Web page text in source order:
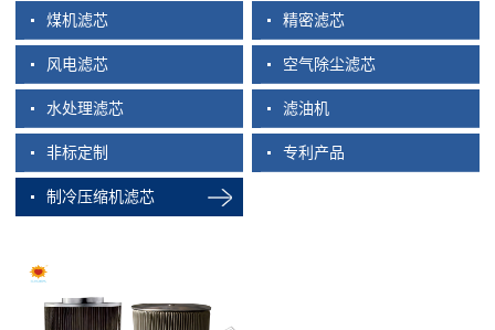
煤机滤芯 精密滤芯
风电滤芯 空气除尘滤芯
水处理滤芯 滤油机
非标定制 专利产品
制冷压缩机滤芯